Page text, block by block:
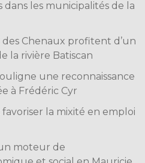
dans les municipalités de la
des Chenaux profitent d’un
la rivière Batiscan
une reconnaissance
à Frédéric Cyr
favoriser la mixité en emploi
moteur de